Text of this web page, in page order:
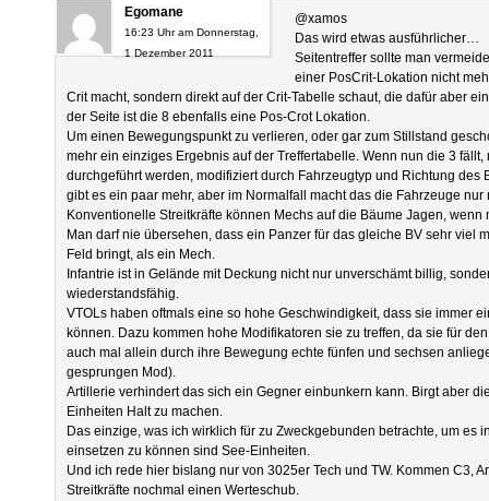
Egomane
16:23 Uhr am Donnerstag,
1 Dezember 2011
@xamos
Das wird etwas ausführlicher…
Seitentreffer sollte man
einer PosCrit-Lokation nicht
Crit macht, sondern direkt auf der Crit-Tabelle schaut, die dafür aber
der Seite ist die 8 ebenfalls eine Pos-Crot Lokation.
Um einen Bewegungspunkt zu verlieren, oder gar zum Stillstand
mehr ein einziges Ergebnis auf der Treffertabelle. Wenn nun die 3
durchgeführt werden, modifiziert durch Fahrzeugtyp und Richtung des
gibt es ein paar mehr, aber im Normalfall macht das die Fahrzeuge
Konventionelle Streitkräfte können Mechs auf die Bäume Jagen,
Man darf nie übersehen, dass ein Panzer für das gleiche BV sehr viel
Feld bringt, als ein Mech.
Infantrie ist in Gelände mit Deckung nicht nur unverschämt billig,
wiederstandsfähig.
VTOLs haben oftmals eine so hohe Geschwindigkeit, dass sie immer
können. Dazu kommen hohe Modifikatoren sie zu treffen, da sie für
auch mal allein durch ihre Bewegung echte fünfen und sechsen
gesprungen Mod).
Artillerie verhindert das sich ein Gegner einbunkern kann. Birgt aber
Einheiten Halt zu machen.
Das einzige, was ich wirklich für zu Zweckgebunden betrachte, um es
einsetzen zu können sind See-Einheiten.
Und ich rede hier bislang nur von 3025er Tech und TW. Kommen C3,
Streitkräfte nochmal einen Werteschub.